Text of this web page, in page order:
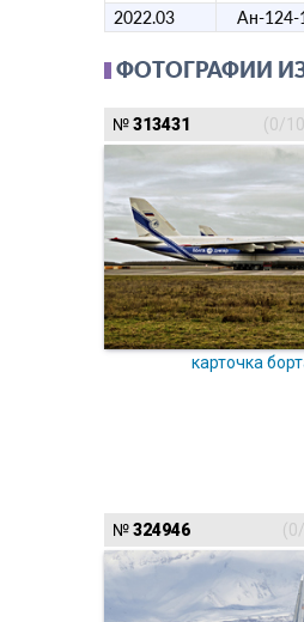
2022.03
Ан-124-
ФОТОГРАФИИ
№313431 (0/
карточка
№324946